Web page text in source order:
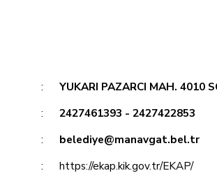
:
YUKARI PAZARCI MAH. 4010
:
2427461393 - 2427422853
:
belediye@manavgat.bel.tr
: https://ekap.kik.gov.tr/EKAP/